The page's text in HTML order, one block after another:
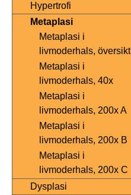
Hypertrofi
Metaplasi
Metaplasi i
livmoderhals, översikt
Metaplasi i
livmoderhals, 40x
Metaplasi i
livmoderhals, 200x A
Metaplasi i
livmoderhals, 200x B
Metaplasi i
livmoderhals, 200x C
Dysplasi